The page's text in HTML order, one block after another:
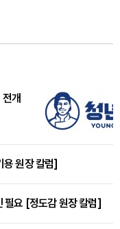
개
용 원장 칼럼]
필요 [정도감 원장 칼럼]